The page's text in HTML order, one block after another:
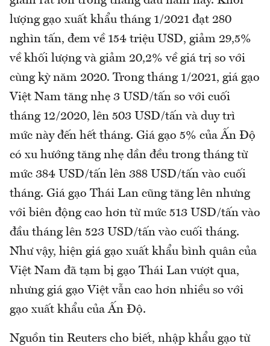
lượng gạo xuất khẩu tháng 1/2021 đạt 280
nghìn tấn, đem về 154 triệu USD, giảm 29,5%
về khối lượng và giảm 20,2% về giá trị so với
cùng kỳ năm 2020. Trong tháng 1/2021, giá gạo
Việt Nam tăng nhẹ 3 USD/tấn so với cuối
tháng 12/2020, lên 503 USD/tấn và duy trì
mức này đến hết tháng. Giá gạo 5% của Ấn Độ
có xu hướng tăng nhẹ dần đều trong tháng từ
mức 384 USD/tấn lên 388 USD/tấn vào cuối
tháng. Giá gạo Thái Lan cũng tăng lên nhưng
với biên động cao hơn từ mức 513 USD/tấn vào
đầu tháng lên 523 USD/tấn vào cuối tháng.
Như vậy, hiện giá gạo xuất khẩu bình quân của
Việt Nam đã tạm bị gạo Thái Lan vượt qua,
nhưng giá gạo Việt vẫn cao hơn nhiều so với
gạo xuất khẩu của Ấn Độ.
Nguồn tin Reuters cho biết, nhập khẩu gạo từ